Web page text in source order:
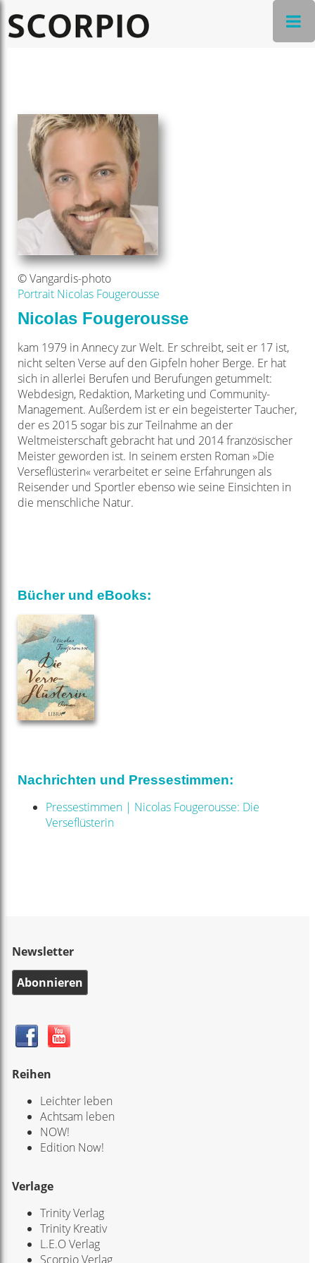
© Vangardis-photo
Portrait Nicolas Fougerousse
Nicolas Fougerousse
kam 1979 in Annecy zur Welt. Er schreibt, seit er 17 ist,
nicht selten Verse auf den Gipfeln hoher Berge. Er hat
sich in allerlei Berufen und Berufungen getummelt:
Webdesign, Redaktion, Marketing und Community-
Management. Außerdem ist er ein begeisterter Taucher,
der es 2015 sogar bis zur Teilnahme an der
Weltmeisterschaft gebracht hat und 2014 französischer
Meister geworden ist. In seinem ersten Roman »Die
Verseflüsterin« verarbeitet er seine Erfahrungen als
Reisender und Sportler ebenso wie seine Einsichten in
die menschliche Natur.
Bücher und eBooks:
Nachrichten und Pressestimmen:
Pressestimmen | Nicolas Fougerousse: Die
Verseflüsterin
Newsletter
Abonnieren
Reihen
Leichter leben
Achtsam leben
NOW!
Edition Now!
Verlage
Trinity Verlag
Trinity Kreativ
L.E.O Verlag
Scorpio Verlag